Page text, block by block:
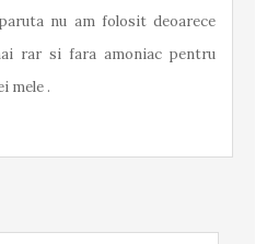
nu am folosit deoarece
rar si fara amoniac pentru
mele .